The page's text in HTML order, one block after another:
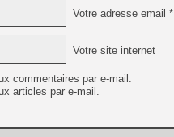
Votre adresse email *
Votre site internet
commentaires par e-mail.
articles par e-mail.